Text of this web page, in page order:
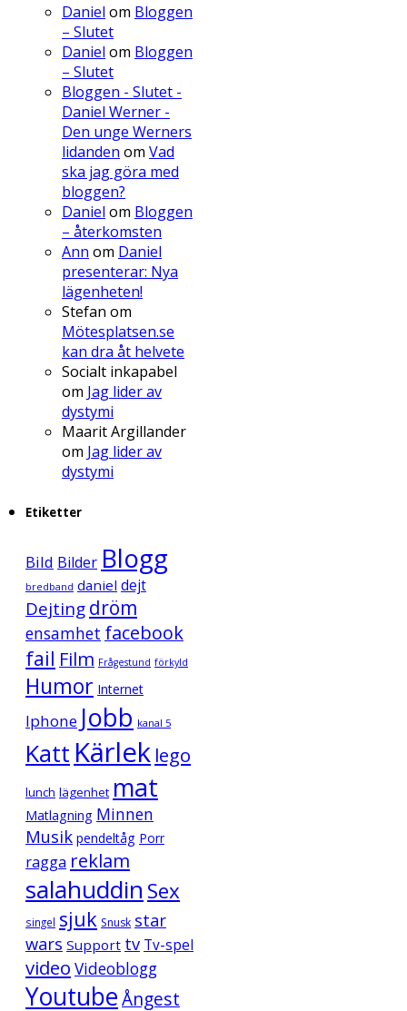
Daniel om Bloggen
– Slutet
Daniel om Bloggen
– Slutet
Bloggen - Slutet -
Daniel Werner -
Den unge Werners
lidanden om Vad
ska jag göra med
bloggen?
Daniel om Bloggen
– återkomsten
Ann om Daniel
presenterar: Nya
lägenheten!
Stefan om
Mötesplatsen.se
kan dra åt helvete
Socialt inkapabel
om Jag lider av
dystymi
Maarit Argillander
om Jag lider av
dystymi
Etiketter
Bild Bilder Blogg
bredband daniel dejt
Dejtingdröm
ensamhet facebook
fail Film Frågestund förkyld
Humor Internet
Iphone Jobb kanal 5
Katt Kärlek lego
lunch lägenhet mat
Matlagning Minnen
Musik pendeltåg Porr
ragga reklam
salahuddin Sex
singel sjuk Snusk star
wars Support tv Tv-spel
video Videoblogg
YoutubeÅngest